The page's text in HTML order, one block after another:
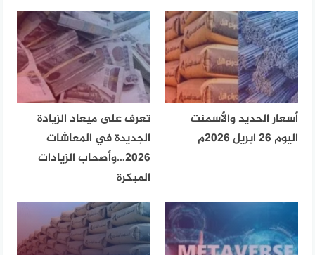
أسعار الحديد والأسمنت
اليوم 26 ابريل 2026م
تعرف على ميعاد الزيادة
الجديدة في المعاشات
2026…وأصحاب الزيادات
المبكرة